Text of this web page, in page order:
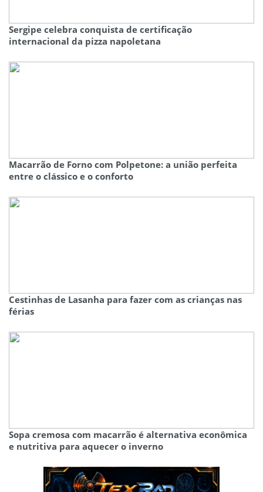
Sergipe celebra conquista de certificação
internacional da pizza napoletana
Macarrão de Forno com Polpetone: a união perfeita
entre o clássico e o conforto
Cestinhas de Lasanha para fazer com as crianças nas
férias
Sopa cremosa com macarrão é alternativa econômica
e nutritiva para aquecer o inverno